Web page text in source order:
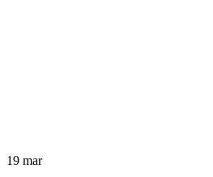
19 mar